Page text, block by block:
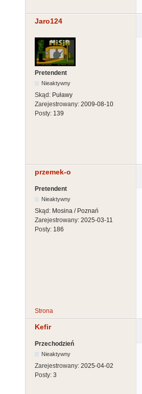
Jaro124
Pretendent
Nieaktywny
Skąd: Puławy
Zarejestrowany: 2009-08-10
Posty: 139
przemek-o
Pretendent
Nieaktywny
Skąd: Mosina / Poznań
Zarejestrowany: 2025-03-11
Posty: 186
Strona
Kefir
Przechodzień
Nieaktywny
Zarejestrowany: 2025-04-02
Posty: 3